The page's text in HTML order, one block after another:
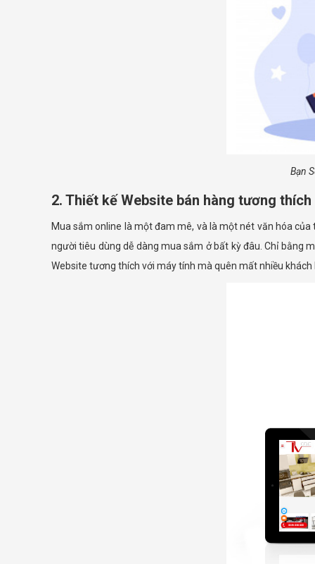
Bạn
2. Thiết kế Website bán hàng tương
Mua sắm online là một đam mê, và là một nét văn hóa
người tiêu dùng dễ dàng mua sắm ở bất kỳ đâu. Chỉ bằng
Website tương thích với máy tính mà quên mất nhiều